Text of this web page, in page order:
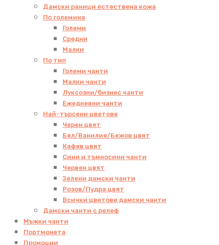
Дамски раници естествена кожа
По големина
Големи
Средни
Малки
По тип
Големи чанти
Малки чанти
Луксозни/бизнес чанти
Ежедневни чанти
Най-търсени цветове
Черен цвят
Бял/Ванилия/Бежов цвят
Кафяв цвят
Сини и тъмносини чанти
Червен цвят
Зелени дамски чанти
Розов/Пудра цвят
Всички цветове дамски чанти
Дамски чанти с релеф
Мъжки чанти
Портмонета
Промоции